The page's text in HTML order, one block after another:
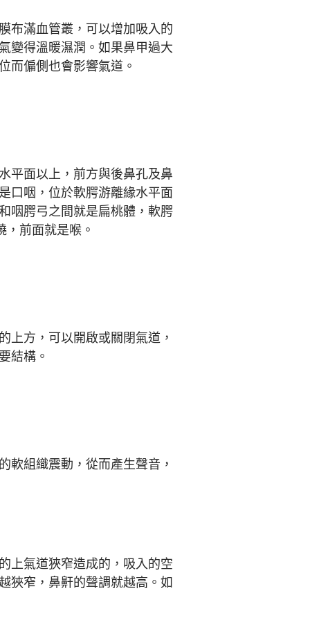
布滿血管叢，可以增加吸入的
變得溫暖濕潤。如果鼻甲過大
而偏側也會影響氣道。
平面以上，前方與後鼻孔及鼻
口咽，位於軟腭游離緣水平面
咽腭弓之間就是扁桃體，軟腭
前面就是喉。
上方，可以開啟或關閉氣道，
結構。
軟組織震動，從而產生聲音，
上氣道狹窄造成的，吸入的空
狹窄，鼻鼾的聲調就越高。如